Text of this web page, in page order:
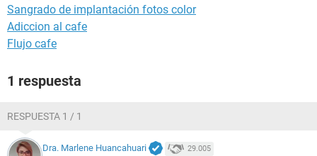
Sangrado de implantación fotos color
Adiccion al cafe
Flujo cafe
1 respuesta
RESPUESTA 1 / 1
Dra. Marlene Huancahuari 29.005